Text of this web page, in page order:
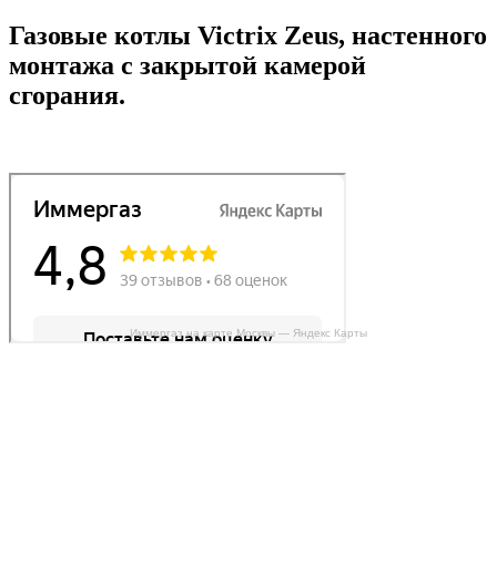
Газовые котлы Victrix Zeus, настенного
монтажа с закрытой камерой
сгорания.
Иммергаз на карте Москвы — Яндекс Карты